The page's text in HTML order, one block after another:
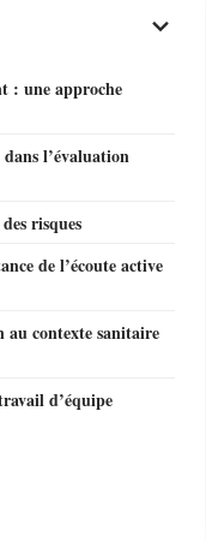
: une approche
l’évaluation
risques
de l’écoute active
contexte sanitaire
d’équipe